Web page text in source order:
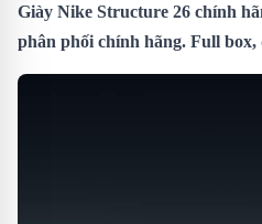
Giày Nike Structure 26 chính
phân phối chính hãng. Full box,